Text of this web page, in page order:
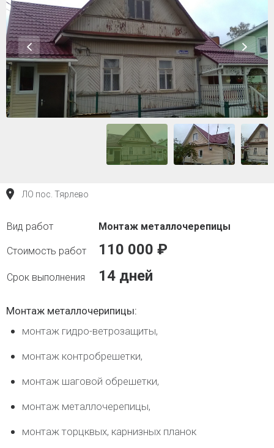
ЛО пос. Тярлево
Монтаж металлочерепицы
110 000 ₽
14 дней
Монтаж металлочерипицы:
монтаж гидро-ветрозащиты,
монтаж контробрешетки,
монтаж шаговой обрешетки,
монтаж металлочерепицы,
монтаж торцквых, карнизных планок